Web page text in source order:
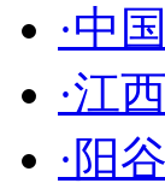
·中
·江
·阳